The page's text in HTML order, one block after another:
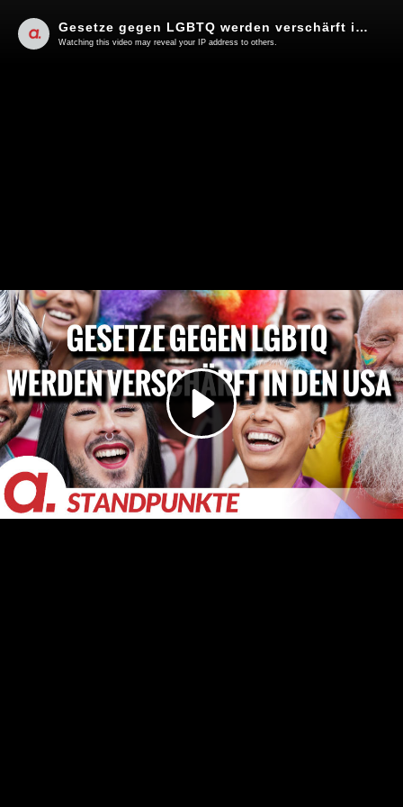
Play
Video
Gesetze gegen LGBTQ werden verschärft in den USA | Von Peter Haisenko
Watching this video may reveal your IP address to others.